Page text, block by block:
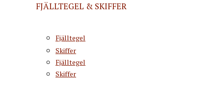
FJÄLLTEGEL & SKIFFER
Fjälltegel
Skiffer
Fjälltegel
Skiffer